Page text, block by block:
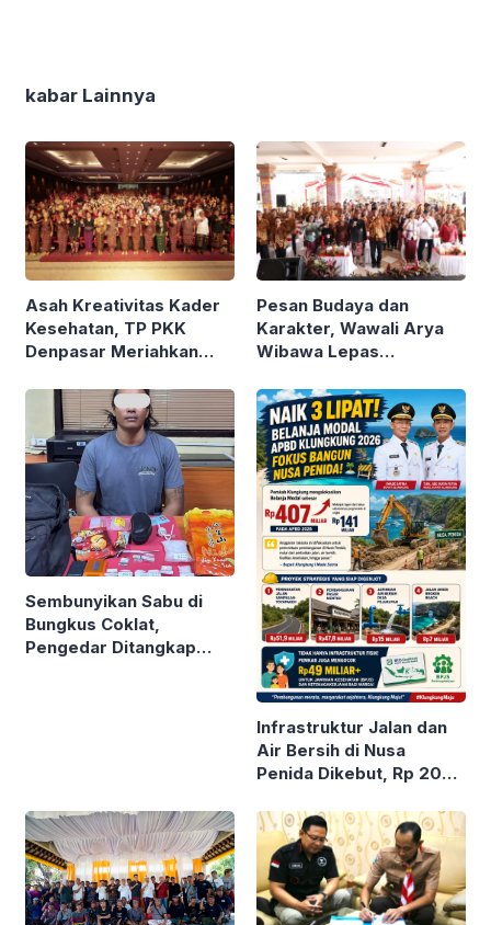
kabar Lainnya
Asah Kreativitas Kader
Kesehatan, TP PKK
Denpasar Meriahkan
Pesan Budaya dan
Karakter, Wawali Arya
Wibawa Lepas
Denpasar ke Jamnas XII
Cibubur
Sembunyikan Sabu di
Bungkus Coklat,
Pengedar Ditangkap
Infrastruktur Jalan dan
Air Bersih di Nusa
Penida Dikebut, Rp 200